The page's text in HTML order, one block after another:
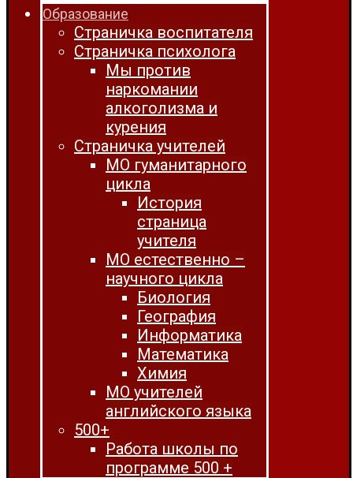
Образование
Страничка воспитателя
Страничка психолога
Мы против
наркомании
алкоголизма и
курения
Страничка учителей
МО гуманитарного
цикла
История
страница
учителя
МО естественно –
научного цикла
Биология
География
Информатика
Математика
Химия
МО учителей
английского языка
500+
Работа школы по
программе 500 +